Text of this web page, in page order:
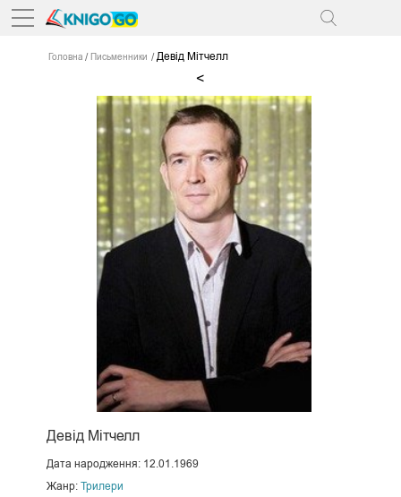
Головна Письменники Девід Мітчелл
<
Девід Мітчелл
Дата народження: 12.01.1969
Жанр: Трилери